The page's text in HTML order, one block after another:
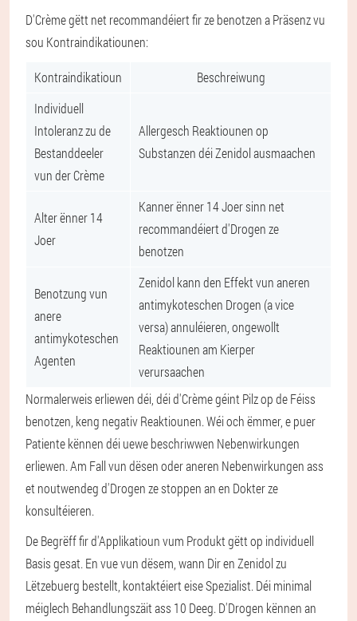
D'Crème gëtt net recommandéiert fir ze benotzen a Präsenz vu
sou Kontraindikatiounen:
Kontraindikatioun
Beschreiwung
Individuell
Intoleranz zu de
Bestanddeeler
vun der Crème
Allergesch Reaktiounen op
Substanzen déi Zenidol ausmaachen
Alter ënner 14
Joer
Kanner ënner 14 Joer sinn net
recommandéiert d'Drogen ze
benotzen
Benotzung vun
anere
antimykoteschen
Agenten
Zenidol kann den Effekt vun aneren
antimykoteschen Drogen (a vice
versa) annuléieren, ongewollt
Reaktiounen am Kierper
verursaachen
Normalerweis erliewen déi, déi d'Crème géint Pilz op de Féiss
benotzen, keng negativ Reaktiounen. Wéi och ëmmer, e puer
Patiente kënnen déi uewe beschriwwen Nebenwirkungen
erliewen. Am Fall vun dësen oder aneren Nebenwirkungen ass
et noutwendeg d'Drogen ze stoppen an en Dokter ze
konsultéieren.
De Begrëff fir d'Applikatioun vum Produkt gëtt op individuell
Basis gesat. En vue vun dësem, wann Dir en Zenidol zu
Lëtzebuerg bestellt, kontaktéiert eise Spezialist. Déi minimal
méiglech Behandlungszäit ass 10 Deeg. D'Drogen kënnen an